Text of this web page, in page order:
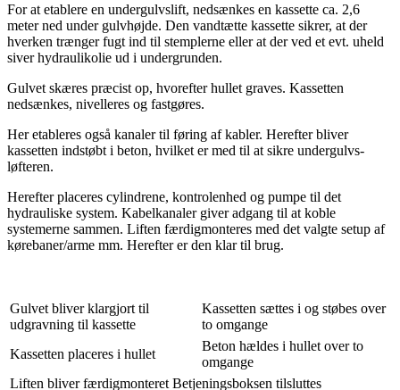
For at etablere en undergulvslift, nedsænkes en kassette ca. 2,6
meter ned under gulvhøjde. Den vandtætte kassette sikrer, at der
hverken trænger fugt ind til stemplerne eller at der ved et evt. uheld
siver hydraulikolie ud i undergrunden.
Gulvet skæres præcist op, hvorefter hullet graves. Kassetten
nedsænkes, nivelleres og fastgøres.
Her etableres også kanaler til føring af kabler. Herefter bliver
kassetten indstøbt i beton, hvilket er med til at sikre undergulvs-
løfteren.
Herefter placeres cylindrene, kontrolenhed og pumpe til det
hydrauliske system. Kabelkanaler giver adgang til at koble
systemerne sammen. Liften færdigmonteres med det valgte setup af
kørebaner/arme mm. Herefter er den klar til brug.
Gulvet bliver klargjort til
udgravning til kassette
Kassetten sættes i og støbes over
to omgange
Kassetten placeres i hullet
Beton hældes i hullet over to
omgange
Liften bliver færdigmonteret Betjeningsboksen tilsluttes